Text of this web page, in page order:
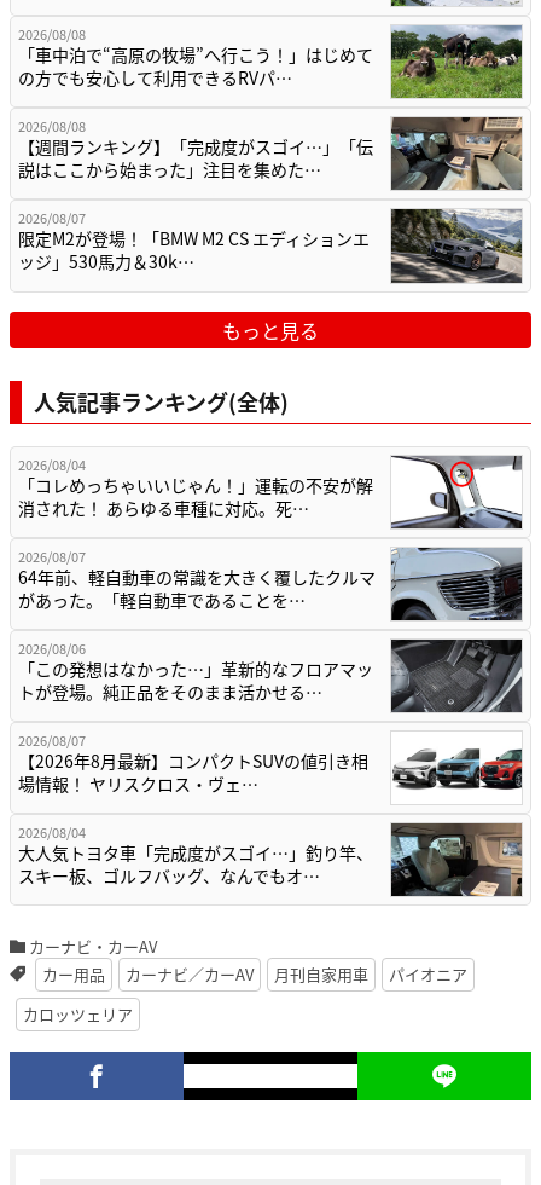
2026/08/08
「車中泊で“高原の牧場”へ行こう！」はじめて
の方でも安心して利用できるRVパ…
2026/08/08
【週間ランキング】「完成度がスゴイ…」「伝
説はここから始まった」注目を集めた…
2026/08/07
限定M2が登場！「BMW M2 CS エディションエ
ッジ」530馬力＆30k…
もっと見る
人気記事ランキング(全体)
2026/08/04
「コレめっちゃいいじゃん！」運転の不安が解
消された！ あらゆる車種に対応。死…
2026/08/07
64年前、軽自動車の常識を大きく覆したクルマ
があった。「軽自動車であることを…
2026/08/06
「この発想はなかった…」革新的なフロアマッ
トが登場。純正品をそのまま活かせる…
2026/08/07
【2026年8月最新】コンパクトSUVの値引き相
場情報！ ヤリスクロス・ヴェ…
2026/08/04
大人気トヨタ車「完成度がスゴイ…」釣り竿、
スキー板、ゴルフバッグ、なんでもオ…
カーナビ・カーAV
カー用品
カーナビ／カーAV 月刊自家用車
パイオニア
カロッツェリア